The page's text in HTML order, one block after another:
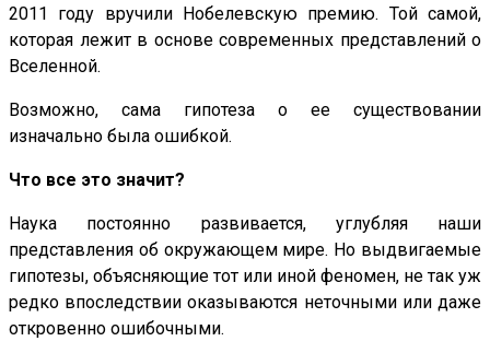
2011 году вручили Нобелевскую премию. Той самой,
которая лежит в основе современных представлений о
Вселенной.
Возможно, сама гипотеза о ее существовании
изначально была ошибкой.
Что все это значит?
Наука постоянно развивается, углубляя наши
представления об окружающем мире. Но выдвигаемые
гипотезы, объясняющие тот или иной феномен, не так уж
редко впоследствии оказываются неточными или даже
откровенно ошибочными.